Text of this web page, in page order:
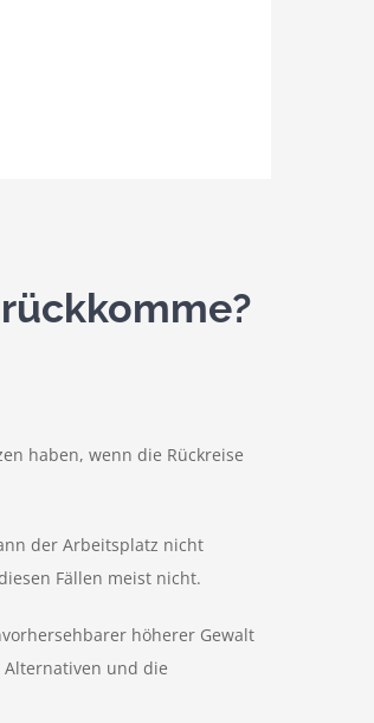
haben, wenn die Rückreise
der Arbeitsplatz nicht
Fällen meist nicht.
höherer Gewalt
Alternativen und die